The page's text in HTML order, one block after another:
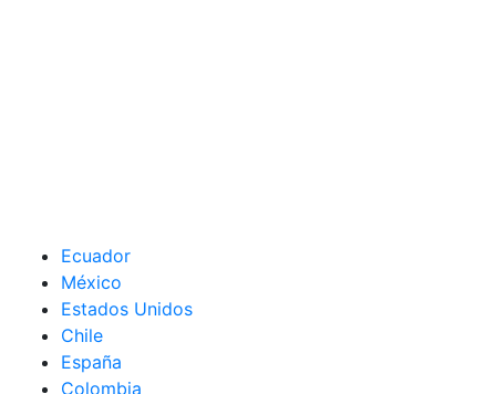
Ecuador
México
Estados Unidos
Chile
España
Colombia